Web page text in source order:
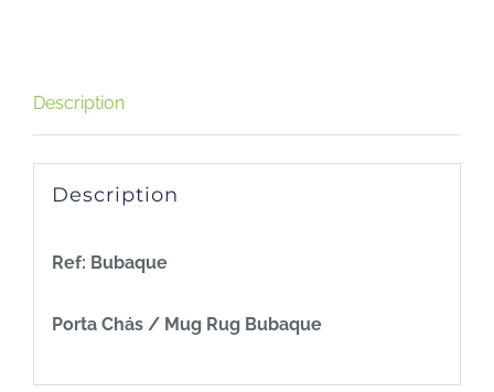
Description
Description
Ref: Bubaque
Porta Chás / Mug Rug Bubaque